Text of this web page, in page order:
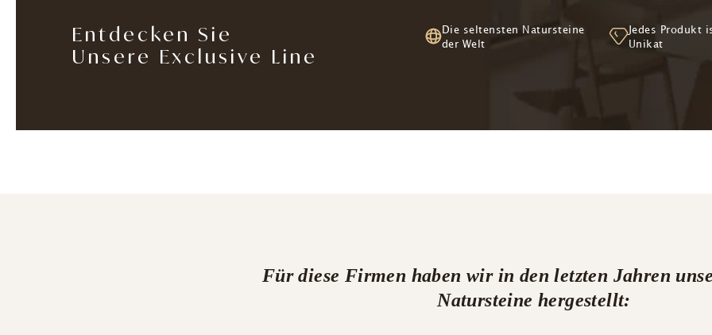
Entdecken Sie
Unsere Exclusive Line
Die seltensten Natursteine
der Welt
Jedes Produkt
Unikat
Für diese Firmen haben wir in den letzten Jahren
Natursteine hergestellt: